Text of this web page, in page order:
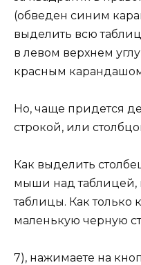
(обведен синим
выделить всю
в левом верхнем
красным
Но, чаще придется
строкой, или
Как выделить
мыши над таблицей,
таблицы. Как только
маленькую черную
7), нажимаете на